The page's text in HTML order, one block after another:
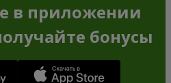
в приложении
бонусы